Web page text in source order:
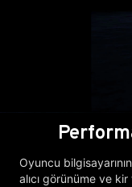
Oyuncu
alıcı görünüme ve kir